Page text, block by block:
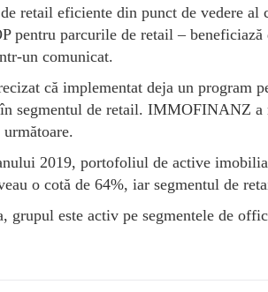
de retail eficiente din punct de vedere
pentru parcurile de retail –
un comunicat.
că implementat deja un program
segmentul de retail. IMMOFINANZ a
2019, portofoliul de active
o cotă de 64%, iar segmentul de
grupul este activ pe segmentele de